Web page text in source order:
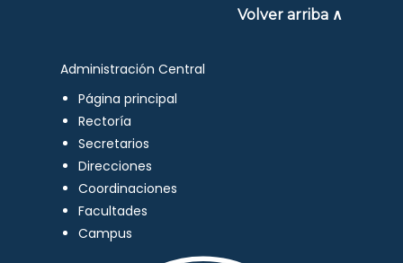
Volver arriba ∧
Administración Central
Página principal
Rectoría
Secretarios
Direcciones
Coordinaciones
Facultades
Campus